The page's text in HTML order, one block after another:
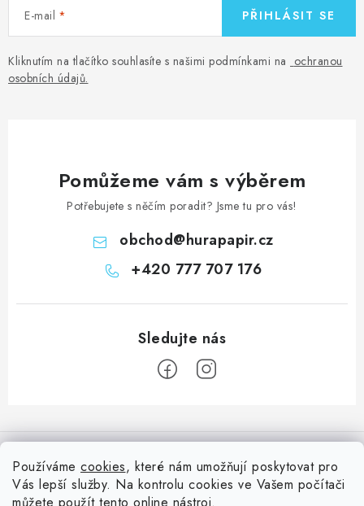
Používáme cookies, které nám umožňují poskytovat pro
Vás lepší služby. Na kontrolu cookies ve Vašem počítači
E-mail
Kliknutím na tlačítko souhlasíte s našimi podmínkami na ochranou
osobních údajů.
PŘIHLÁSIT SE
Pomůžeme vám s výběrem
Potřebujete s něčím poradit? Jsme tu pro vás!
obchod@hurapapir.cz
+420 777 707 176
á
Doprava
Nepřehlédněte